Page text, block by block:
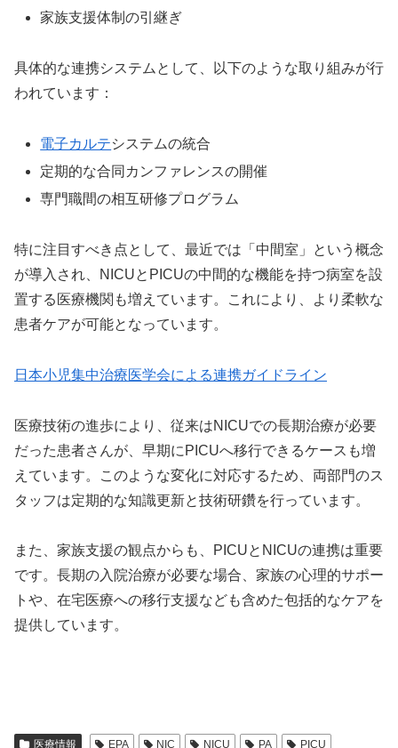
家族支援体制の引継ぎ
具体的な連携システムとして、以下のような取り組みが行
われています：
電子カルテシステムの統合
定期的な合同カンファレンスの開催
専門職間の相互研修プログラム
特に注目すべき点として、最近では「中間室」という概念
が導入され、NICUとPICUの中間的な機能を持つ病室を設
置する医療機関も増えています。これにより、より柔軟な
患者ケアが可能となっています。
日本小児集中治療医学会による連携ガイドライン
医療技術の進歩により、従来はNICUでの長期治療が必要
だった患者さんが、早期にPICUへ移行できるケースも増
えています。このような変化に対応するため、両部門のス
タッフは定期的な知識更新と技術研鑽を行っています。
また、家族支援の観点からも、PICUとNICUの連携は重要
です。長期の入院治療が必要な場合、家族の心理的サポー
トや、在宅医療への移行支援なども含めた包括的なケアを
提供しています。
医療情報 EPA NIC NICU PA
PICU